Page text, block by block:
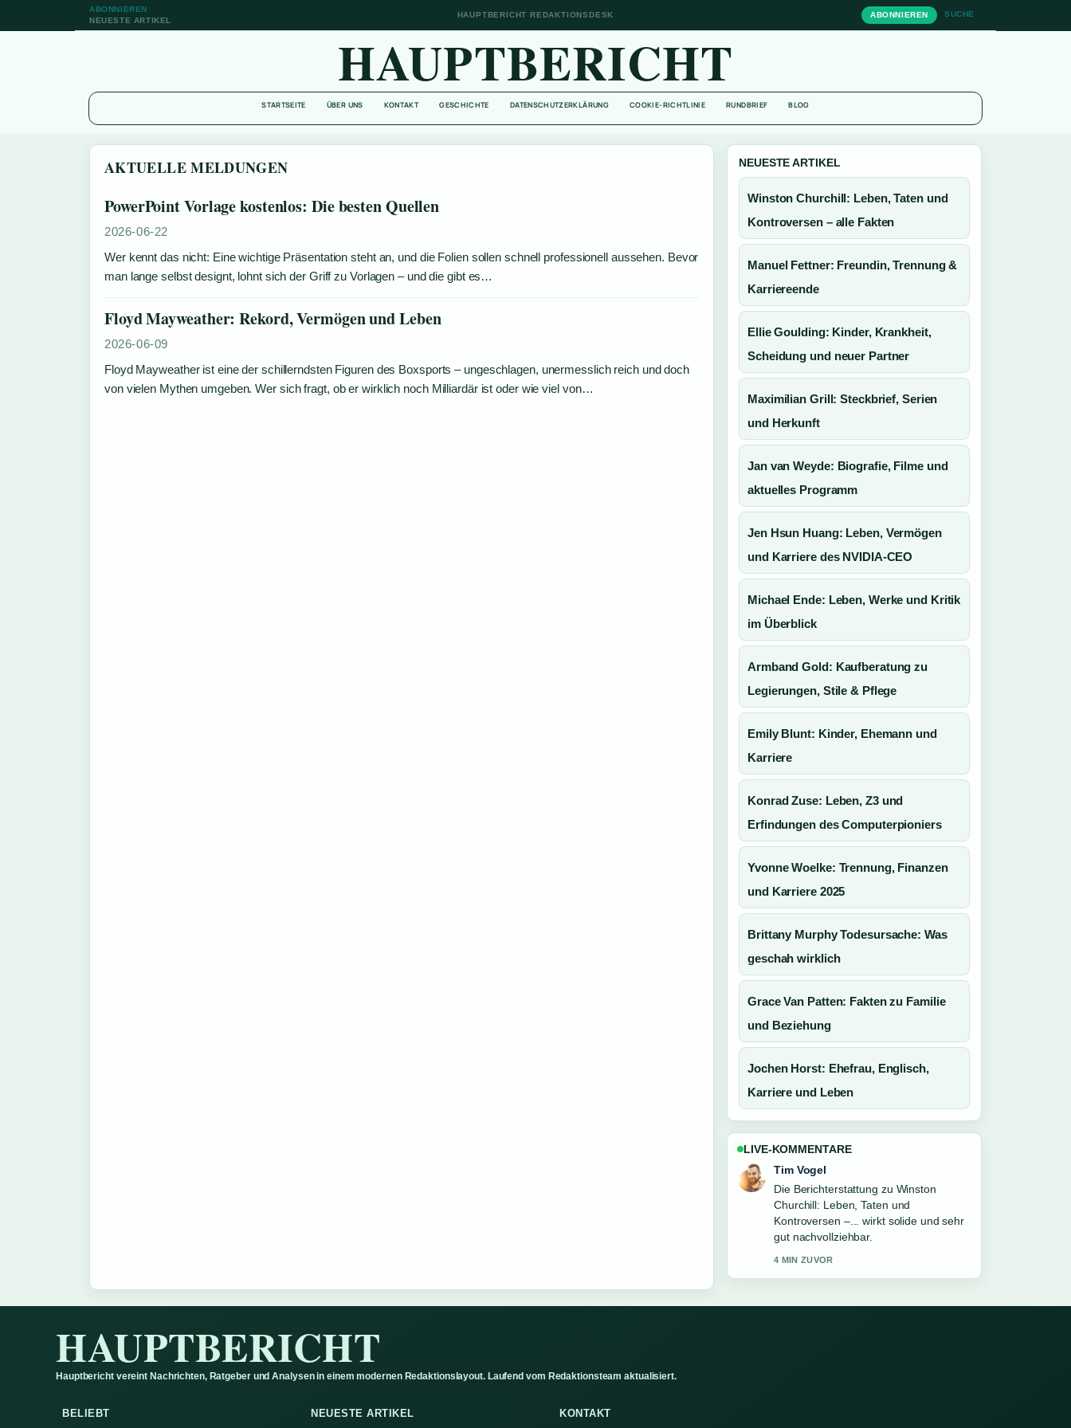
ABONNIEREN
NEUESTE ARTIKEL
HAUPTBERICHT REDAKTIONSDESK ABONNIEREN SUCHE
HAUPTBERICHT
STARTSEITE ÜBER UNS KONTAKT GESCHICHTE DATENSCHUTZERKLÄRUNG COOKIE-RICHTLINIE RUNDBRIEF BLOG
AKTUELLE MELDUNGEN
PowerPoint Vorlage kostenlos: Die besten Quellen
2026-06-22
Wer kennt das nicht: Eine wichtige Präsentation steht an, und die Folien sollen schnell professionell aussehen. Bevor
man lange selbst designt, lohnt sich der Griff zu Vorlagen – und die gibt es…
Floyd Mayweather: Rekord, Vermögen und Leben
2026-06-09
Floyd Mayweather ist eine der schillerndsten Figuren des Boxsports – ungeschlagen, unermesslich reich und doch
von vielen Mythen umgeben. Wer sich fragt, ob er wirklich noch Milliardär ist oder wie viel von…
NEUESTE ARTIKEL
Winston Churchill: Leben, Taten und
Kontroversen – alle Fakten
Manuel Fettner: Freundin, Trennung &
Karriereende
Ellie Goulding: Kinder, Krankheit,
Scheidung und neuer Partner
Maximilian Grill: Steckbrief, Serien
und Herkunft
Jan van Weyde: Biografie, Filme und
aktuelles Programm
Jen Hsun Huang: Leben, Vermögen
und Karriere des NVIDIA-CEO
Michael Ende: Leben, Werke und Kritik
im Überblick
Armband Gold: Kaufberatung zu
Legierungen, Stile & Pflege
Emily Blunt: Kinder, Ehemann und
Karriere
Konrad Zuse: Leben, Z3 und
Erfindungen des Computerpioniers
Yvonne Woelke: Trennung, Finanzen
und Karriere 2025
Brittany Murphy Todesursache: Was
geschah wirklich
Grace Van Patten: Fakten zu Familie
und Beziehung
Jochen Horst: Ehefrau, Englisch,
Karriere und Leben
LIVE-KOMMENTARE
Tim Vogel
Die Berichterstattung zu Winston
Churchill: Leben, Taten und
Kontroversen –... wirkt solide und sehr
gut nachvollziehbar.
4 MIN ZUVOR
HAUPTBERICHT
Hauptbericht vereint Nachrichten, Ratgeber und Analysen in einem modernen Redaktionslayout. Laufend vom Redaktionsteam aktualisiert.
BELIEBT NEUESTE ARTIKEL KONTAKT